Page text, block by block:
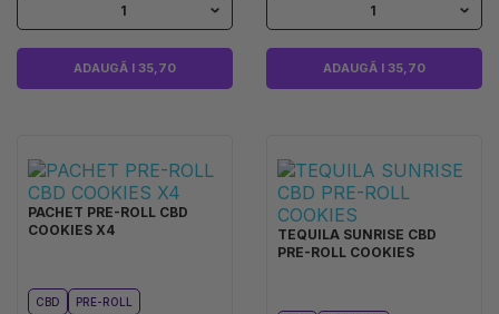
1
ADAUGĂ I 35,70
1
ADAUGĂ I 35,70
PACHET PRE-ROLL CBD
COOKIES X4
CBD PRE-ROLL
TEQUILA SUNRISE CBD
PRE-ROLL COOKIES